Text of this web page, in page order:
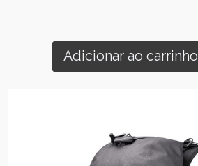
Adicionar ao carrinho